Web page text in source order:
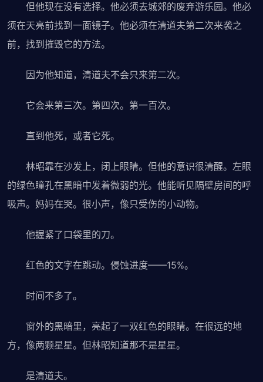
但他现在没有选择。他必须去城郊的废弃游乐园。他必
须在天亮前找到一面镜子。他必须在清道夫第二次来袭之
前，找到摧毁它的方法。
因为他知道，清道夫不会只来第二次。
它会来第三次。第四次。第一百次。
直到他死，或者它死。
林昭靠在沙发上，闭上眼睛。但他的意识很清醒。左眼
的绿色瞳孔在黑暗中发着微弱的光。他能听见隔壁房间的呼
吸声。妈妈在哭。很小声，像只受伤的小动物。
他握紧了口袋里的刀。
红色的文字在跳动。侵蚀进度——15%。
时间不多了。
窗外的黑暗里，亮起了一双红色的眼睛。在很远的地
方，像两颗星星。但林昭知道那不是星星。
是清道夫。